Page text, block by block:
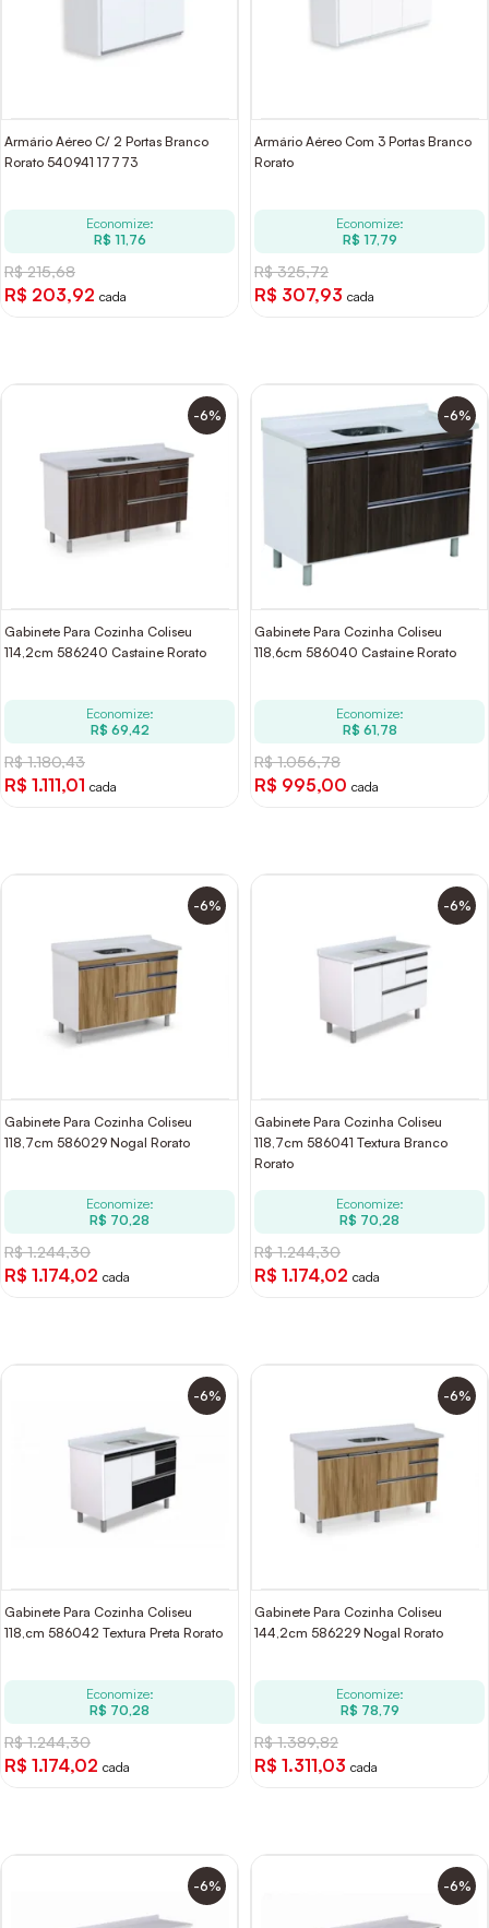
Armário Aéreo C/ 2 Portas Branco
Rorato 540941 17773
Economize:
R$ 11,76
R$ 215,68
R$ 203,92 cada
Armário Aéreo Com 3 Portas Branco
Rorato
Economize:
R$ 17,79
R$ 325,72
R$ 307,93 cada
-6%
Gabinete Para Cozinha Coliseu
114,2cm 586240 Castaine Rorato
Economize:
R$ 69,42
R$ 1.180,43
R$ 1.111,01 cada
-6%
Gabinete Para Cozinha Coliseu
118,6cm 586040 Castaine Rorato
Economize:
R$ 61,78
R$ 1.056,78
R$ 995,00 cada
-6%
Gabinete Para Cozinha Coliseu
118,7cm 586029 Nogal Rorato
Economize:
R$ 70,28
R$ 1.244,30
R$ 1.174,02 cada
-6%
Gabinete Para Cozinha Coliseu
118,7cm 586041 Textura Branco
Rorato
Economize:
R$ 70,28
R$ 1.244,30
R$ 1.174,02 cada
-6%
Gabinete Para Cozinha Coliseu
118,cm 586042 Textura Preta Rorato
Economize:
R$ 70,28
R$ 1.244,30
R$ 1.174,02 cada
-6%
Gabinete Para Cozinha Coliseu
144,2cm 586229 Nogal Rorato
Economize:
R$ 78,79
R$ 1.389,82
R$ 1.311,03 cada
-6% -6%